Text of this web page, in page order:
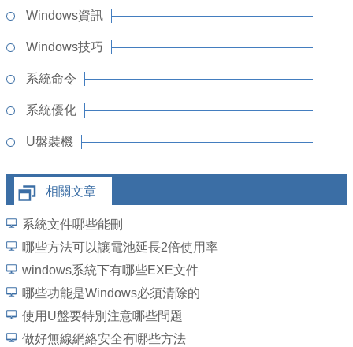
Windows資訊
Windows技巧
系統命令
系統優化
U盤裝機
相關文章
系統文件哪些能刪
哪些方法可以讓電池延長2倍使用率
windows系統下有哪些EXE文件
哪些功能是Windows必須清除的
使用U盤要特別注意哪些問題
做好無線網絡安全有哪些方法